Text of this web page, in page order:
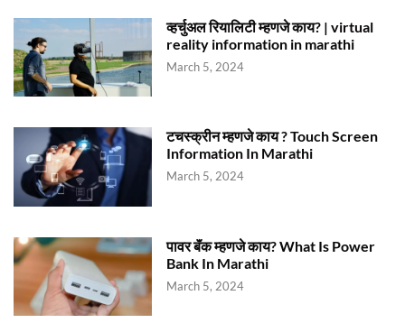
व्हर्चुअल रियालिटी म्हणजे काय? | virtual
reality information in marathi
March 5, 2024
टचस्क्रीन म्हणजे काय ? Touch Screen
Information In Marathi
March 5, 2024
पावर बॅंक म्हणजे काय? What Is Power
Bank In Marathi
March 5, 2024